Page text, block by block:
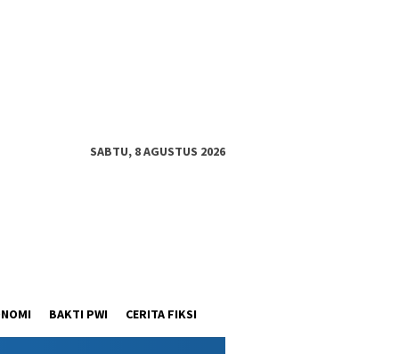
SABTU, 8 AGUSTUS 2026
BAKTI PWI CERITA FIKSI